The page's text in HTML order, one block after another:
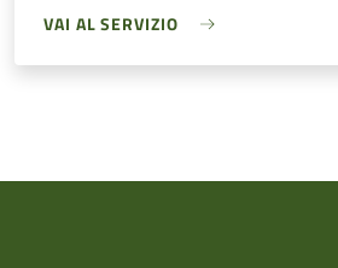
VAI AL SERVIZIO